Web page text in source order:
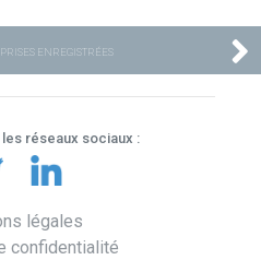
ENREGISTRÉES
réseaux sociaux :
légales
confidentialité